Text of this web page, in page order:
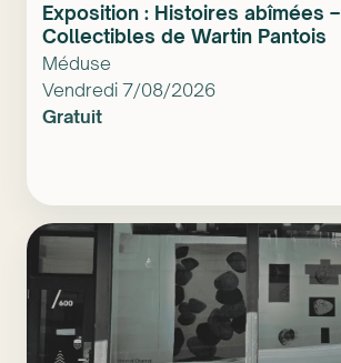
Exposition : Histoires abîmées –
Collectibles de Wartin Pantois
Méduse
Vendredi 7/08/2026
Gratuit